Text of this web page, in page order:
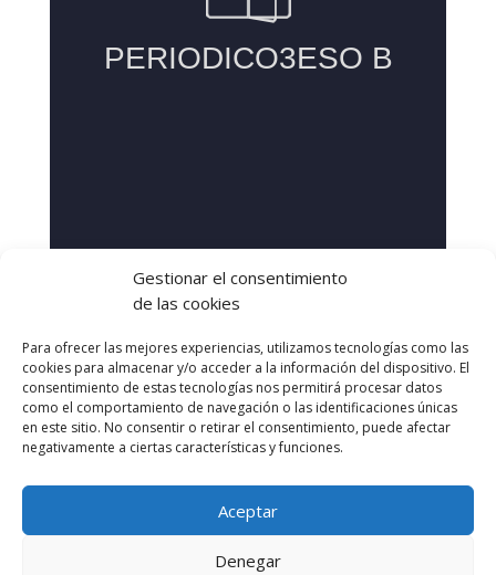
Gestionar el consentimiento
de las cookies
Para ofrecer las mejores experiencias, utilizamos tecnologías como las
cookies para almacenar y/o acceder a la información del dispositivo. El
consentimiento de estas tecnologías nos permitirá procesar datos
como el comportamiento de navegación o las identificaciones únicas
en este sitio. No consentir o retirar el consentimiento, puede afectar
negativamente a ciertas características y funciones.
Aceptar
Denegar